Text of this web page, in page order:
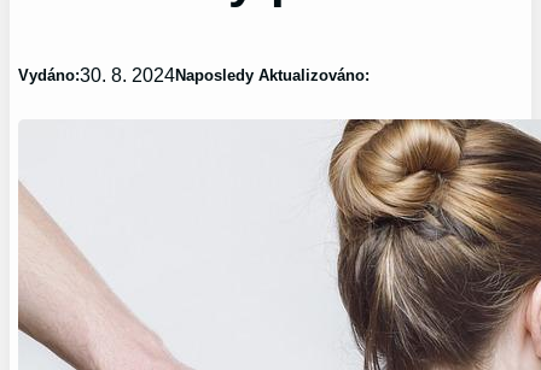
Vydáno:30. 8. 2024Naposledy Aktualizováno: